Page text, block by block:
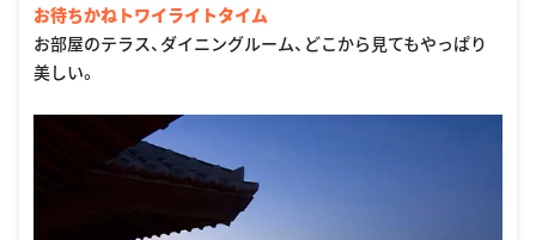
お待ちかねトワイライトタイム
お部屋のテラス、ダイニングルーム、どこから見てもやっぱり
美しい。